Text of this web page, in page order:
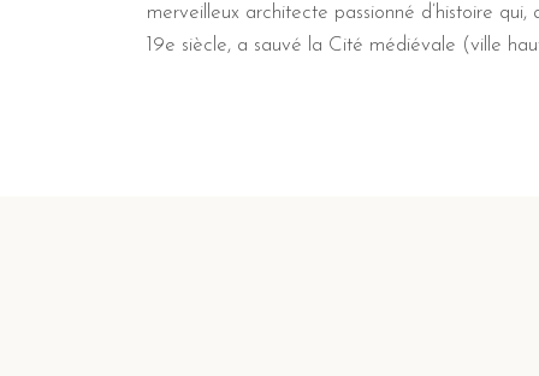
merveilleux architecte passionné d’histoire qui,
19e siècle, a sauvé la Cité médiévale (ville